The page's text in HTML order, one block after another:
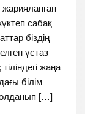
сабақ
біздің
ұстаз
жаңа
білім
[…]